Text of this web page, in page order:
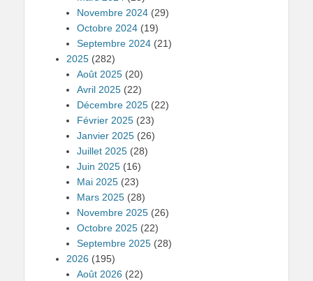
Novembre 2024 (29)
Octobre 2024 (19)
Septembre 2024 (21)
2025 (282)
Août 2025 (20)
Avril 2025 (22)
Décembre 2025 (22)
Février 2025 (23)
Janvier 2025 (26)
Juillet 2025 (28)
Juin 2025 (16)
Mai 2025 (23)
Mars 2025 (28)
Novembre 2025 (26)
Octobre 2025 (22)
Septembre 2025 (28)
2026 (195)
Août 2026 (22)